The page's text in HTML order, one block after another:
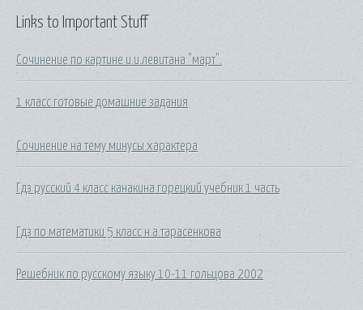
Links to Important Stuff
Сочинение по картине и.и.левитана "март".
1 класс готовые домашние задания
Сочинение на тему минусы характера
Гдз русский 4 класс канакина горецкий учебник 1 часть
Гдз по математики 5 класс н.а.тарасенкова
Решебник по русскому языку 10-11 гольцова 2002